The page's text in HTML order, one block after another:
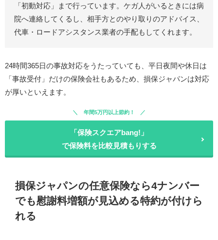
「初動対応」まで行っています。ケガ人がいるときには病
院へ連絡してくるし、相手方とのやり取りのアドバイス、
代車・ロードアシスタンス業者の手配もしてくれます。
24時間365日の事故対応をうたっていても、平日夜間や休日は
「事故受付」だけの保険会社もあるため、損保ジャパンは対応
が厚いといえます。
年間5万円以上節約！
「保険スクエアbang!」
で保険料を比較見積もりする
損保ジャパンの任意保険なら4ナンバー
でも慰謝料増額が見込める特約が付けら
れる